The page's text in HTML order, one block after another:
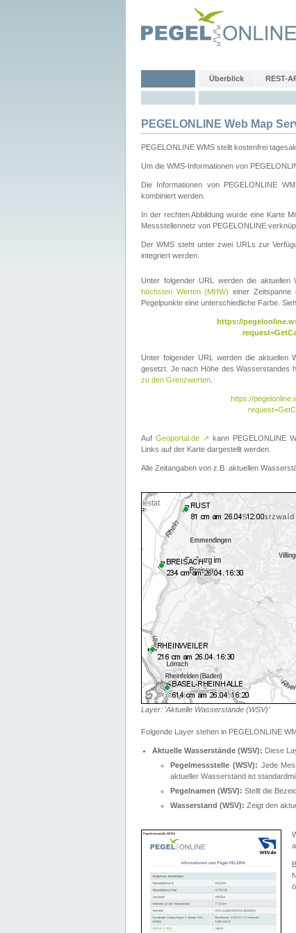
Überblick REST-
PEGELONLINE Web Map
PEGELONLINE WMS stellt kostenfrei
Um die WMS-Informationen von
Die Informationen von PEGELONLINE
kombiniert werden.
In der rechten Abbildung wurde eine Karte
Messstellennetz von PEGELONLINE
Der WMS steht unter zwei URLs zur
integriert werden.
Unter folgender URL werden die aktuellen
höchsten Werten (MHW) einer
Pegelpunkte eine unterschiedliche Farbe.
https://
Unter folgender URL werden die aktuellen
gesetzt. Je nach Höhe des Wasserstandes
zu den Grenzwerten
https://
Auf Geoportal.de ↗ kann PEGELONLINE
Links auf der Karte dargestellt werden.
Alle Zeitangaben von z.B. aktuellen
Layer: 'Aktuelle Wasserstände (WSV)'
Folgende Layer stehen in PEGELONLINE
Aktuelle Wasserstände (WSV): Diese
Pegelmessstelle (WSV): Jede
aktueller Wasserstand ist
Pegelnamen (WSV): Stellt die
Wasserstand (WSV): Zeigt den